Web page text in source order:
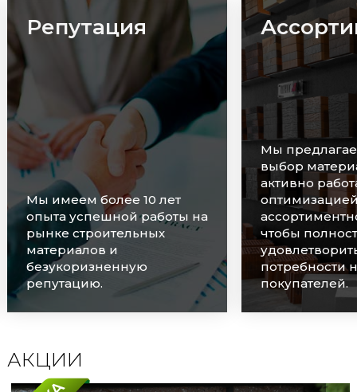
Ассортимент
Мы предлагаем широкий
выбор материалов и
активно работаем над
оптимизацией
ассортиментного ряда,
чтобы полностью
удовлетворить
потребности наших
покупателей.
Сроки
Мы очень
наших
оперативно
каждую
соблюдаем
поставок.
АКЦИИ